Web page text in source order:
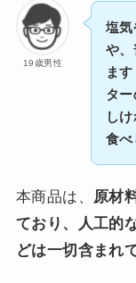
19歳男性
塩気
や、
ま
タ
し
食べ
本商品は、 原材
ており、人工的
どは一切含まれ